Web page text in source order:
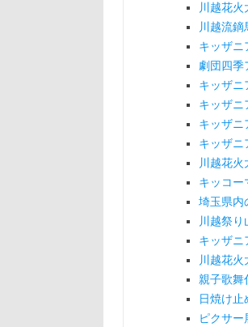
川越花
川越流鏑
キッザニ
劇団四季
キッザニ
キッザニ
キッザニ
キッザニ
川越花
キッコー
埼玉県内
川越祭
キッザニ
川越花
親子歌舞
日焼け止
ピクサ